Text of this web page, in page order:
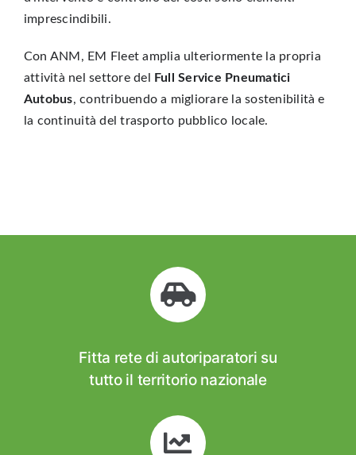
imprescindibili.
Con ANM, EM Fleet amplia ulteriormente la propria
attività nel settore del
Full Service Pneumatici
Autobus, contribuendo a migliorare la sostenibilità e
la continuità del trasporto pubblico locale.
Fitta rete di autoriparatori su
tutto il territorio nazionale